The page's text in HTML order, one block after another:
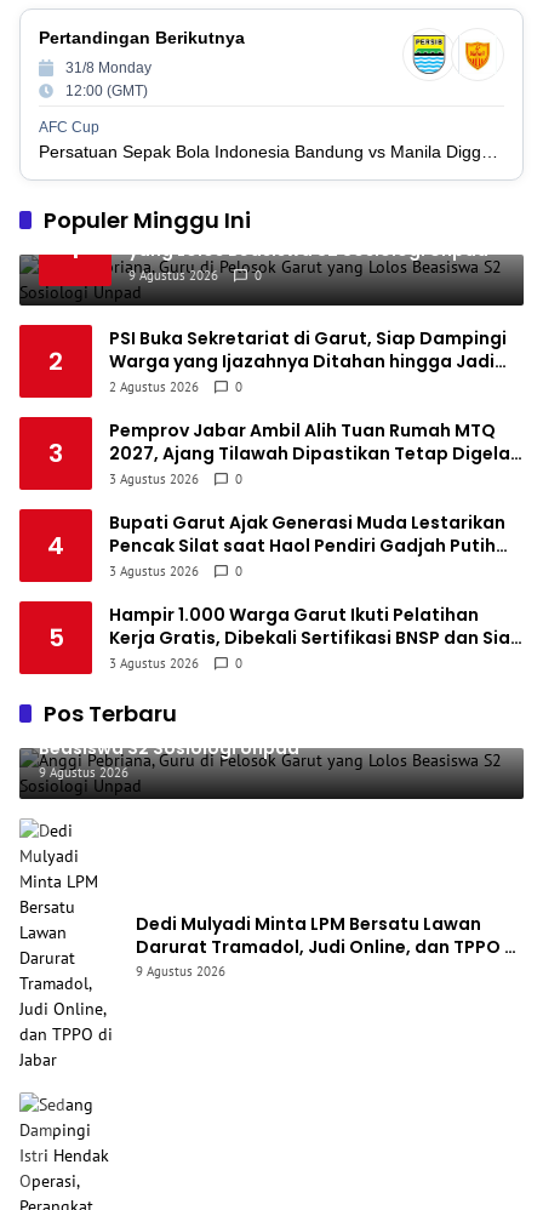
1
1
2
17 39
3
1
4
1
6
Persis Solo 34 8 10 16 34
1
Semen Padang FC
Persatuan Sepak Bola Biak Sekitarnya 34 4 6 24 18
Pertandingan Berikutnya
31/8 Monday
12:00 (GMT)
AFC Cup
Populer Minggu Ini
1
Anggi Pebriana, Guru di Pelosok Garut
yang Lolos Beasiswa S2 Sosiologi Unpad
9 Agustus 2026 0
2
PSI Buka Sekretariat di Garut, Siap Dampingi
Warga yang Ijazahnya Ditahan hingga Jadi
Rumah Aspirasi Masyarakat
2 Agustus 2026 0
3
Pemprov Jabar Ambil Alih Tuan Rumah MTQ
2027, Ajang Tilawah Dipastikan Tetap Digelar
Awal Tahun Depan
3 Agustus 2026 0
4
Bupati Garut Ajak Generasi Muda Lestarikan
Pencak Silat saat Haol Pendiri Gadjah Putih
Mega Paksi Pusaka
3 Agustus 2026 0
5
Hampir 1.000 Warga Garut Ikuti Pelatihan
Kerja Gratis, Dibekali Sertifikasi BNSP dan Siap
Masuk Dunia Industri
3 Agustus 2026 0
Pos Terbaru
Anggi Pebriana, Guru di Pelosok Garut yang Lolos
Beasiswa S2 Sosiologi Unpad
9 Agustus 2026
Dedi Mulyadi Minta LPM Bersatu Lawan
Darurat Tramadol, Judi Online, dan TPPO di
Jabar
9 Agustus 2026